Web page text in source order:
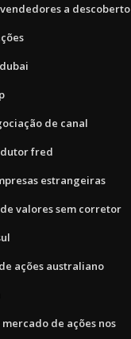
a descoberto
de canal
fred
estrangeiras
valores sem corretor
ações australiano
de ações nos